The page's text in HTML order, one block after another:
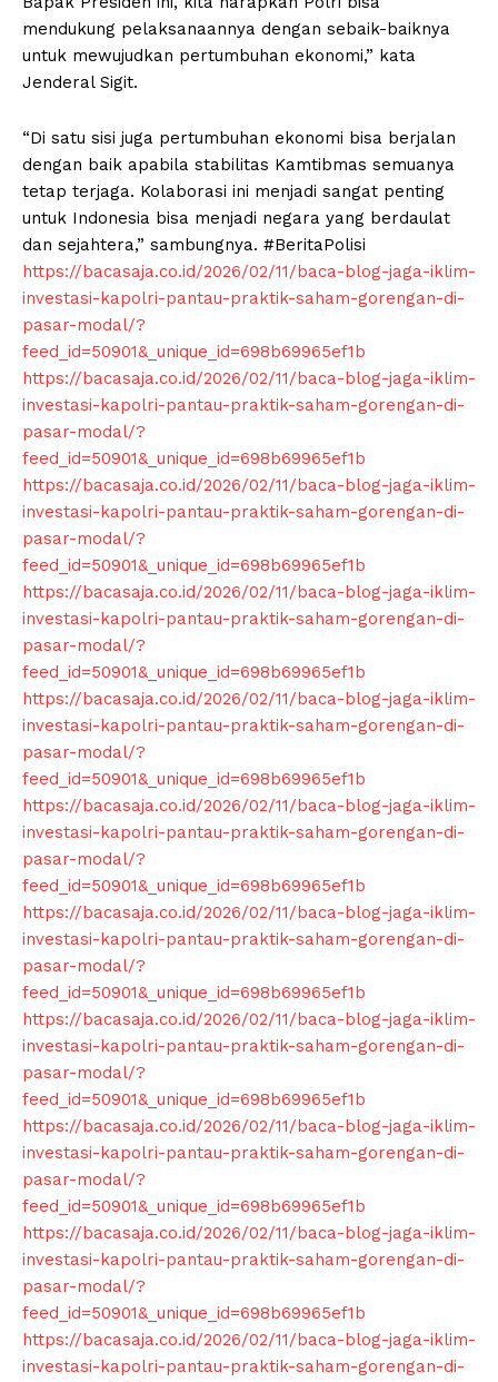
mendukung pelaksanaannya dengan sebaik-baiknya
untuk mewujudkan pertumbuhan ekonomi,” kata
Jenderal Sigit.
“Di satu sisi juga pertumbuhan ekonomi bisa berjalan
dengan baik apabila stabilitas Kamtibmas semuanya
tetap terjaga. Kolaborasi ini menjadi sangat penting
untuk Indonesia bisa menjadi negara yang berdaulat
dan sejahtera,” sambungnya. #BeritaPolisi
https://bacasaja.co.id/2026/02/11/baca-blog-jaga-iklim-
investasi-kapolri-pantau-praktik-saham-gorengan-di-
pasar-modal/?
feed_id=50901&_unique_id=698b69965ef1b
https://bacasaja.co.id/2026/02/11/baca-blog-jaga-iklim-
investasi-kapolri-pantau-praktik-saham-gorengan-di-
pasar-modal/?
feed_id=50901&_unique_id=698b69965ef1b
https://bacasaja.co.id/2026/02/11/baca-blog-jaga-iklim-
investasi-kapolri-pantau-praktik-saham-gorengan-di-
pasar-modal/?
feed_id=50901&_unique_id=698b69965ef1b
https://bacasaja.co.id/2026/02/11/baca-blog-jaga-iklim-
investasi-kapolri-pantau-praktik-saham-gorengan-di-
pasar-modal/?
feed_id=50901&_unique_id=698b69965ef1b
https://bacasaja.co.id/2026/02/11/baca-blog-jaga-iklim-
investasi-kapolri-pantau-praktik-saham-gorengan-di-
pasar-modal/?
feed_id=50901&_unique_id=698b69965ef1b
https://bacasaja.co.id/2026/02/11/baca-blog-jaga-iklim-
investasi-kapolri-pantau-praktik-saham-gorengan-di-
pasar-modal/?
feed_id=50901&_unique_id=698b69965ef1b
https://bacasaja.co.id/2026/02/11/baca-blog-jaga-iklim-
investasi-kapolri-pantau-praktik-saham-gorengan-di-
pasar-modal/?
feed_id=50901&_unique_id=698b69965ef1b
https://bacasaja.co.id/2026/02/11/baca-blog-jaga-iklim-
investasi-kapolri-pantau-praktik-saham-gorengan-di-
pasar-modal/?
feed_id=50901&_unique_id=698b69965ef1b
https://bacasaja.co.id/2026/02/11/baca-blog-jaga-iklim-
investasi-kapolri-pantau-praktik-saham-gorengan-di-
pasar-modal/?
feed_id=50901&_unique_id=698b69965ef1b
https://bacasaja.co.id/2026/02/11/baca-blog-jaga-iklim-
investasi-kapolri-pantau-praktik-saham-gorengan-di-
pasar-modal/?
feed_id=50901&_unique_id=698b69965ef1b
https://bacasaja.co.id/2026/02/11/baca-blog-jaga-iklim-
investasi-kapolri-pantau-praktik-saham-gorengan-di-